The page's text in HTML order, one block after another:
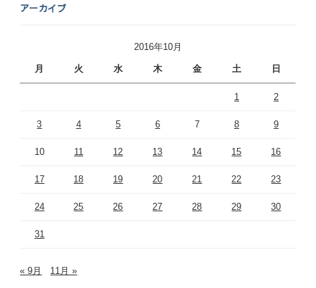
アーカイブ
2016年10月
月 火 水 木 金 土 日
1 2
3 4 5 6 7 8 9
10 11 12 13 14 15 16
17 18 19 20 21 22 23
24 25 26 27 28 29 30
31
« 9月 11月 »